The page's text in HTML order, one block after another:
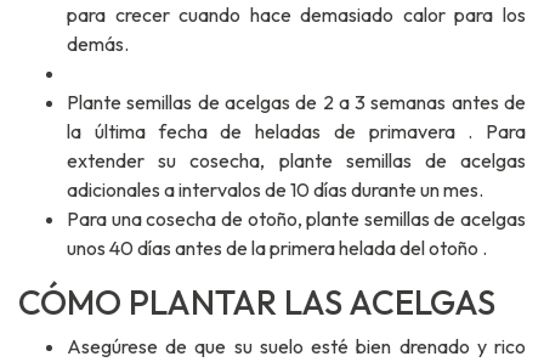
para crecer cuando hace demasiado calor para los
demás.
Plante semillas de acelgas de 2 a 3 semanas antes de
la última fecha de heladas de primavera. Para
extender su cosecha, plante semillas de acelgas
adicionales a intervalos de 10 días durante un mes.
Para una cosecha de otoño, plante semillas de acelgas
unos 40 días antes de laprimera helada del otoño .
CÓMO PLANTAR LAS ACELGAS
Asegúrese de que su suelo esté bien drenado y rico